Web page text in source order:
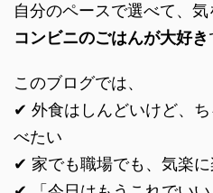
自分のペースで選べて、
コンビニのごはんが大好き
このブログでは、
✔ 外食はしんどいけど、
べたい
✔ 家でも職場でも、気楽に